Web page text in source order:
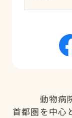
動物病
首都圏を中心